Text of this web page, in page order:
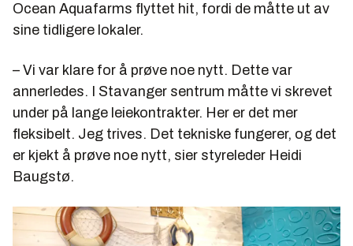
Ocean Aquafarms flyttet hit, fordi de måtte ut av
sine tidligere lokaler.
– Vi var klare for å prøve noe nytt. Dette var
annerledes. I Stavanger sentrum måtte vi skrevet
under på lange leiekontrakter. Her er det mer
fleksibelt. Jeg trives. Det tekniske fungerer, og det
er kjekt å prøve noe nytt, sier styreleder Heidi
Baugstø.